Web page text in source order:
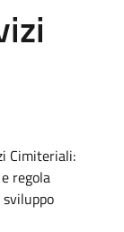
Cimiteriali:
regola